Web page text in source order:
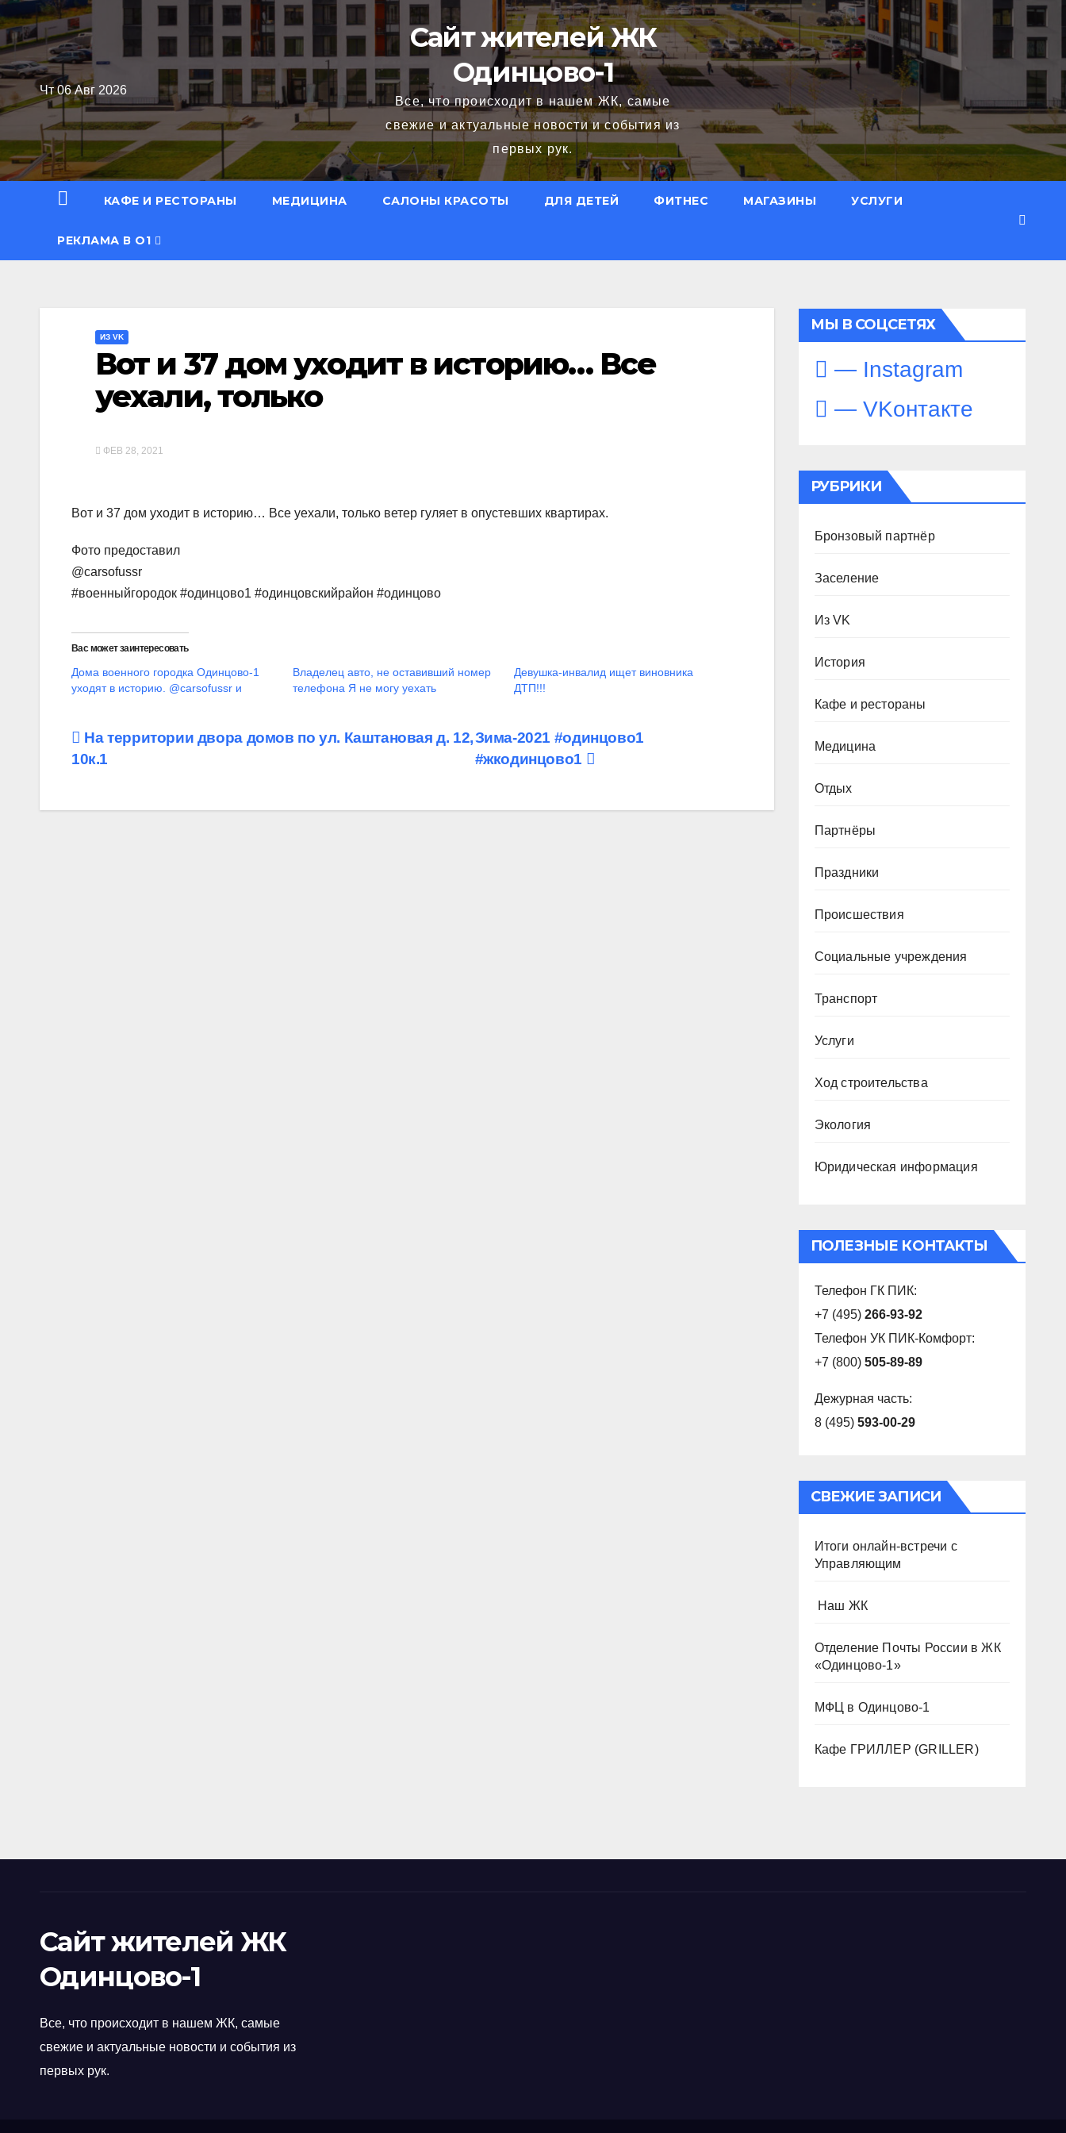
Перейти
содержимому
Чт 06 Авг 2026
Сайт жителей ЖК
Одинцово-1
Все, что происходит в нашем ЖК, самые
свежие и актуальные новости и события из
первых рук.
КАФЕ И РЕСТОРАНЫ МЕДИЦИНА САЛОНЫ КРАСОТЫ ДЛЯ ДЕТЕЙ ФИТНЕС МАГАЗИНЫ УСЛУГИ
РЕКЛАМА В О1
ИЗ VK
Вот и 37 дом уходит в историю… Все
уехали, только
ФЕВ 28, 2021
Вот и 37 дом уходит в историю… Все уехали, только ветер гуляет в опустевших квартирах.
Фото предоставил
@carsofussr
#военныйгородок #одинцово1 #одинцовскийрайон #одинцово
Вас может заинтересовать
Дома военного городка Одинцово-1
уходят в историю. @carsofussr и
Владелец авто, не оставивший номер
телефона Я не могу уехать
Девушка-инвалид ищет виновника
ДТП!!!
Навигация
записям
Зима-2021 #одинцово1
#жкодинцово1
На территории двора домов по ул. Каштановая д. 12,
10к.1
МЫ В СОЦСЕТЯХ
— Instagram
— VKонтакте
РУБРИКИ
Бронзовый партнёр
Заселение
Из VK
История
Кафе и рестораны
Медицина
Отдых
Партнёры
Праздники
Происшествия
Социальные учреждения
Транспорт
Услуги
Ход строительства
Экология
Юридическая информация
ПОЛЕЗНЫЕ КОНТАКТЫ
Телефон ГК ПИК:
+7 (495) 266-93-92
Телефон УК ПИК-Комфорт:
+7 (800) 505-89-89
Дежурная часть:
8 (495) 593-00-29
СВЕЖИЕ ЗАПИСИ
Итоги онлайн-встречи с
Управляющим
️ Наш ЖК
Отделение Почты России в ЖК
«Одинцово-1»
МФЦ в Одинцово-1
Кафе ГРИЛЛЕР (GRILLER)
Сайт жителей ЖК
Одинцово-1
Все, что происходит в нашем ЖК, самые
свежие и актуальные новости и события из
первых рук.